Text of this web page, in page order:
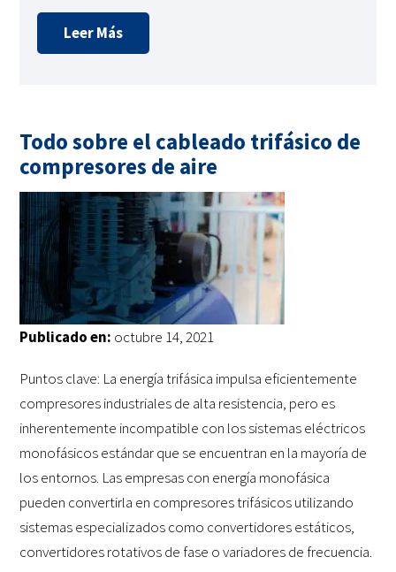
Leer Más
Todo sobre el cableado trifásico de
compresores de aire
Publicado en: octubre 14, 2021
Puntos clave: La energía trifásica impulsa eficientemente
compresores industriales de alta resistencia, pero es
inherentemente incompatible con los sistemas eléctricos
monofásicos estándar que se encuentran en la mayoría de
los entornos. Las empresas con energía monofásica
pueden convertirla en compresores trifásicos utilizando
sistemas especializados como convertidores estáticos,
convertidores rotativos de fase o variadores de frecuencia.